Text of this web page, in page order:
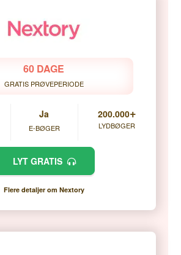
60 DAGE
GRATIS PRØVEPERIODE
Ja
E-BØGER
200.000+
LYDBØGER
LYT GRATIS
Flere detaljer om Nextory